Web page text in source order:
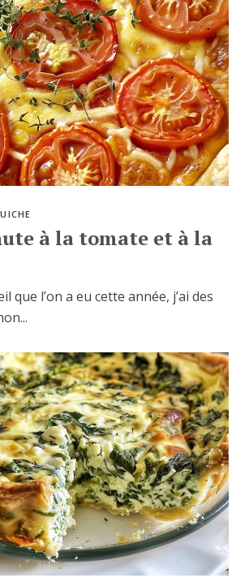
à la tomate et à la
que l’on a eu cette année, j’ai des